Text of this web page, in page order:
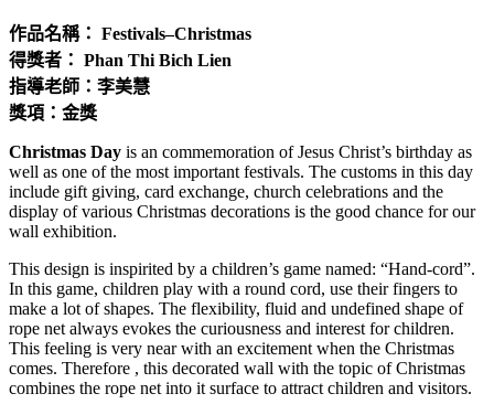
作品名稱： Festivals–Christmas
得獎者： Phan Thi Bich Lien
指導老師：李美慧
獎項：金獎
Christmas Day is an commemoration of Jesus Christ’s birthday as
well as one of the most important festivals. The customs in this day
include gift giving, card exchange, church celebrations and the
display of various Christmas decorations is the good chance for our
wall exhibition.
This design is inspirited by a children’s game named: “Hand-cord”.
In this game, children play with a round cord, use their fingers to
make a lot of shapes. The flexibility, fluid and undefined shape of
rope net always evokes the curiousness and interest for children.
This feeling is very near with an excitement when the Christmas
comes. Therefore , this decorated wall with the topic of Christmas
combines the rope net into it surface to attract children and visitors.